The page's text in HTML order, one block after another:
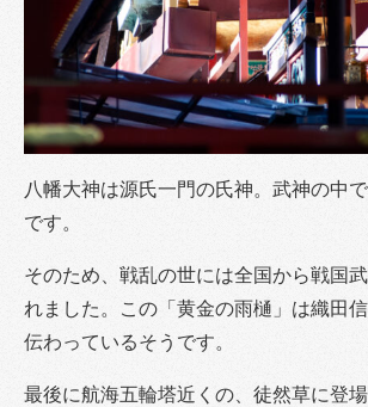
八幡大神は源氏一門の氏神。武神の中
です。
そのため、戦乱の世には全国から戦国
れました。この「黄金の雨樋」は織田
伝わっているそうです。
最後に航海五輪塔近くの、徒然草に登